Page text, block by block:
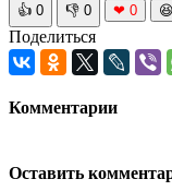
👍 0 👎 0 ❤ 0 😆
Поделиться
Комментарии
Оставить